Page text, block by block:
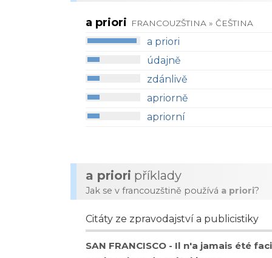
a priori FRANCOUZŠTINA » ČEŠTINA
a priori
údajně
zdánlivě
apriorně
apriorní
a priori příklady
Jak se v francouzštině používá a priori?
Citáty ze zpravodajství a publicistiky
SAN FRANCISCO - Il n'a jamais été